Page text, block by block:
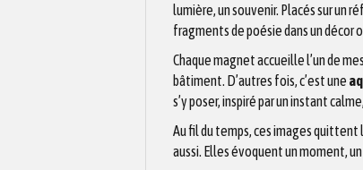
lumière, un souvenir. Placés sur
fragments de poésie dans un décor
Chaque magnet accueille l’un de
bâtiment. D’autres fois, c’est une
s’y poser, inspiré par un instant
Au fil du temps, ces images quittent
aussi. Elles évoquent un moment,